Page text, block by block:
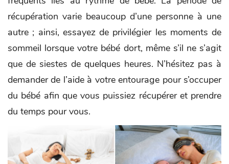
récupération varie beaucoup d’une personne à une
autre ; ainsi, essayez de privilégier les moments de
sommeil lorsque votre bébé dort, même s’il ne s’agit
que de siestes de quelques heures. N’hésitez pas à
demander de l’aide à votre entourage pour s’occuper
du bébé afin que vous puissiez récupérer et prendre
du temps pour vous.